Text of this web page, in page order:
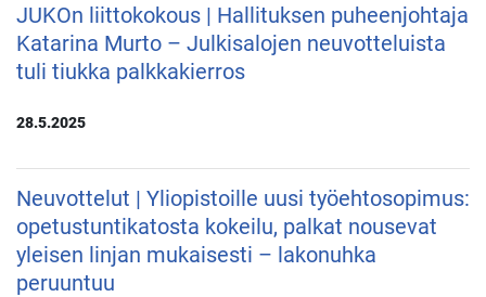
JUKOn liittokokous | Hallituksen puheenjohtaja
Katarina Murto – Julkisalojen neuvotteluista
tuli tiukka palkkakierros
28.5.2025
Neuvottelut | Yliopistoille uusi työehtosopimus:
opetustuntikatosta kokeilu, palkat nousevat
yleisen linjan mukaisesti – lakonuhka
peruuntuu